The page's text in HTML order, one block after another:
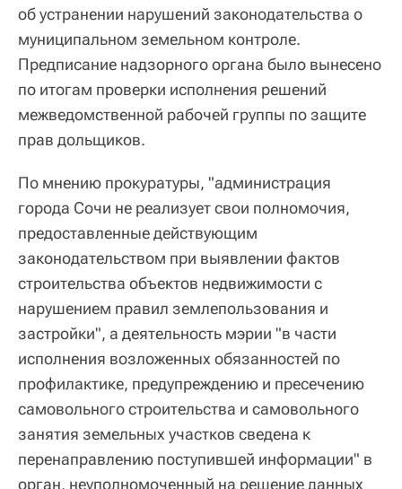
об устранении нарушений законодательства о
муниципальном земельном контроле.
Предписание надзорного органа было вынесено
по итогам проверки исполнения решений
межведомственной рабочей группы по защите
прав дольщиков.
По мнению прокуратуры, "администрация
города Сочи не реализует свои полномочия,
предоставленные действующим
законодательством при выявлении фактов
строительства объектов недвижимости с
нарушением правил землепользования и
застройки", а деятельность мэрии "в части
исполнения возложенных обязанностей по
профилактике, предупреждению и пресечению
самовольного строительства и самовольного
занятия земельных участков сведена к
перенаправлению поступившей информации" в
орган, неуполномоченный на решение данных